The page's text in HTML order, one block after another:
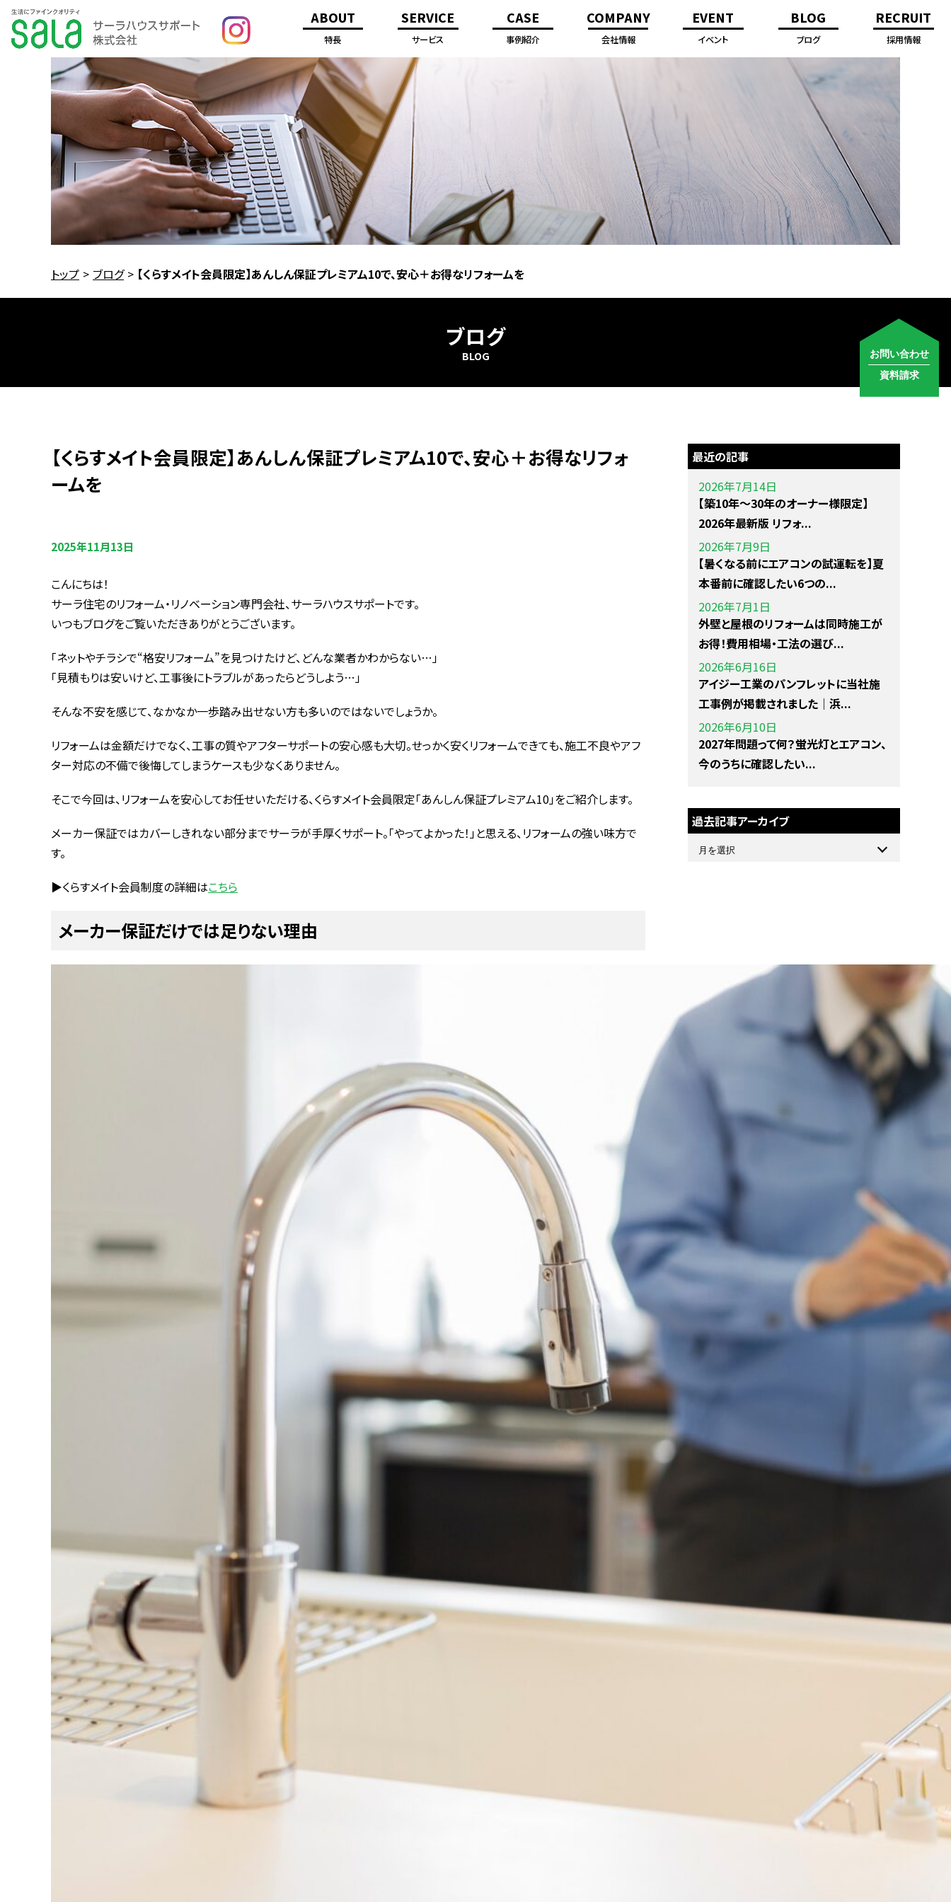
ABOUT
特長
サーラグループの一員として
サーラのリフォームとは
SERVICE
サービス
建物点検
耐震・制震向上リフォーム
断熱向上リフォーム
屋根・外壁リフォーム
CASE
事例紹介
COMPANY
会社情報
ご挨拶
会社概要
営業所案内
社員紹介
EVENT
イベント
BLOG
ブログ
RECRUIT
採用情報
トップ ブログ 【くらすメイト会員限定】あんしん保証プレミアム10で、安心＋お得なリフォームを
ブログ
BLOG
【くらすメイト会員限定】あんしん保証プレミアム10で、安心＋お得なリフォ
ームを
2025年11月13日
こんにちは！
サーラ住宅のリフォーム・リノベーション専門会社、サーラハウスサポートです。
いつもブログをご覧いただきありがとうございます。
「ネットやチラシで“格安リフォーム”を見つけたけど、どんな業者かわからない…」
「見積もりは安いけど、工事後にトラブルがあったらどうしよう…」
そんな不安を感じて、なかなか一歩踏み出せない方も多いのではないでしょうか。
リフォームは金額だけでなく、工事の質やアフターサポートの安心感も大切。せっかく安くリフォームできても、施工不良やアフ
ター対応の不備で後悔してしまうケースも少なくありません。
そこで今回は、リフォームを安心してお任せいただける、くらすメイト会員限定「あんしん保証プレミアム10」をご紹介します。
メーカー保証ではカバーしきれない部分までサーラが手厚くサポート。「やってよかった！」と思える、リフォームの強い味方で
す。
▶︎くらすメイト会員制度の詳細はこちら
メーカー保証だけでは足りない理由
最近の記事
2026年7月14日
【築10年〜30年のオーナー様限定】
2026年最新版 リフォ...
2026年7月9日
【暑くなる前にエアコンの試運転を】夏
本番前に確認したい6つの...
2026年7月1日
外壁と屋根のリフォームは同時施工が
お得！費用相場・工法の選び...
2026年6月16日
アイジー工業のパンフレットに当社施
工事例が掲載されました｜浜...
2026年6月10日
2027年問題って何？蛍光灯とエアコン、
今のうちに確認したい...
過去記事アーカイブ
お問い合わせ
資料請求